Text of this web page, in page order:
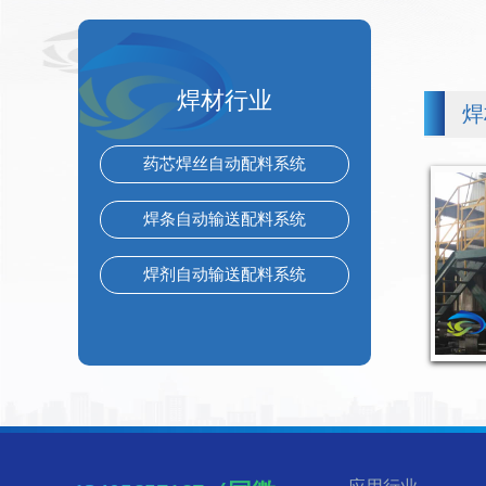
焊材行业
药芯焊丝自动配料系统
焊条自动输送配料系统
焊剂自动输送配料系统